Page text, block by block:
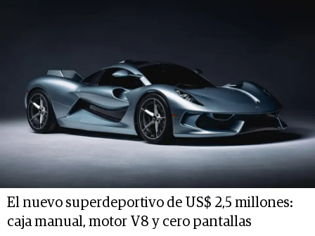
El nuevo superdeportivo de US$ 2,5 millones:
caja manual, motor V8 y cero pantallas